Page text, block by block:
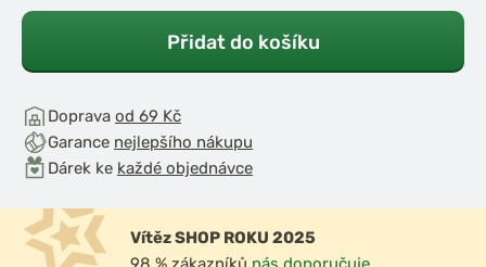
Přidat do košíku
Doprava od 69 Kč
Garance nejlepšího nákupu
Dárek ke každé objednávce
Vítěz SHOP ROKU 2025